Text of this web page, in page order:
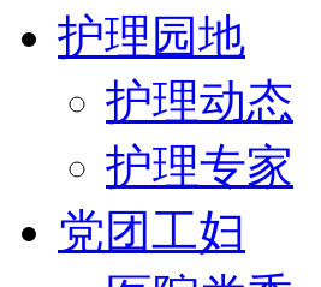
护理园地
护理动态
护理专家
党团工妇